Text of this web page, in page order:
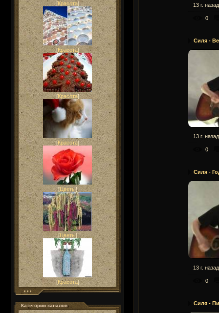
[Красота]
[Красота]
[Красота]
[Красота]
[Цветы]
[Цветы]
[Красота]
Категории каналов
13 г. назад
0
Силя -
13 г. назад
0
Силя -
13 г. назад
0
Силя -